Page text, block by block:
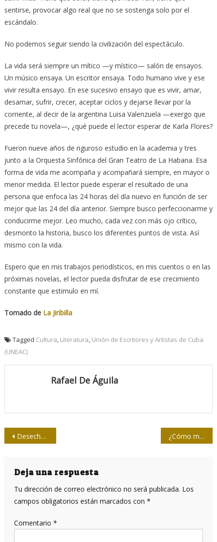
sentirse, provocar algo real que no se sostenga solo por el
escándalo.
No podemos seguir siendo la civilización del espectáculo.
La vida será siempre un mítico —y místico— salón de ensayos.
Un músico ensaya. Un escritor ensaya. Todo humano vive y ese
vivir resulta ensayo. En ese sucesivo ensayo que es vivir, amar,
desamar, sufrir, crecer, aceptar ciclos y dejarse llevar por la
corriente, al decir de la argentina Luisa Valenzuela —exergo que
precede tu novela—, ¿qué puede el lector esperar de Karla Flores?
Fueron nueve años de riguroso estudio en la academia y tres
junto a la Orquesta Sinfónica del Gran Teatro de La Habana. Esa
forma de vida me acompaña y acompañará siempre, en mayor o
menor medida. El lector puede esperar el resultado de una
persona que enfoca las 24 horas del día nuevo en función de ser
mejor que las 24 del día anterior. Siempre busco perfeccionarme y
conducirme mejor. Leo mucho, cada vez con más ojo crítico,
desmonto la historia, busco los diferentes puntos de vista. Así
mismo con la vida.
Espero que en mis trabajos periodísticos, en mis cuentos o en las
próximas novelas, el lector pueda disfrutar de ese crecimiento
constante que estimulo en mí.
Tomado de La Jiribilla
Tagged Cultura, Literatura, Unión de Escritores y Artistas de Cuba
(UNEAC)
Rafael De Águila
Navegación
entradas
Desechables ¿Cómo manipuló las actas la oposición en Venezuela? Desvelamos el mecanismo utilizado
Deja una respuesta
Tu dirección de correo electrónico no será publicada. Los
campos obligatorios están marcados con *
Comentario *